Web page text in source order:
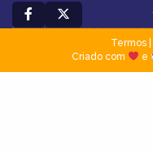
Termos|
Criado com
e